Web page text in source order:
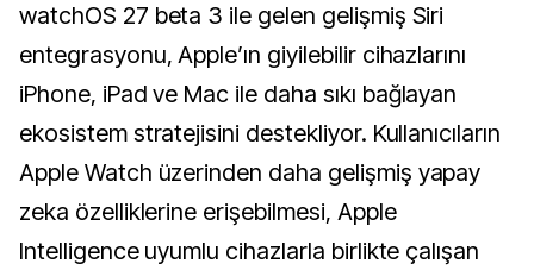
watchOS 27 beta 3 ile gelen gelişmiş Siri
entegrasyonu, Apple’ın giyilebilir cihazlarını
iPhone, iPad ve Mac ile daha sıkı bağlayan
ekosistem stratejisini destekliyor. Kullanıcıların
Apple Watch üzerinden daha gelişmiş yapay
zeka özelliklerine erişebilmesi, Apple
Intelligence uyumlu cihazlarla birlikte çalışan